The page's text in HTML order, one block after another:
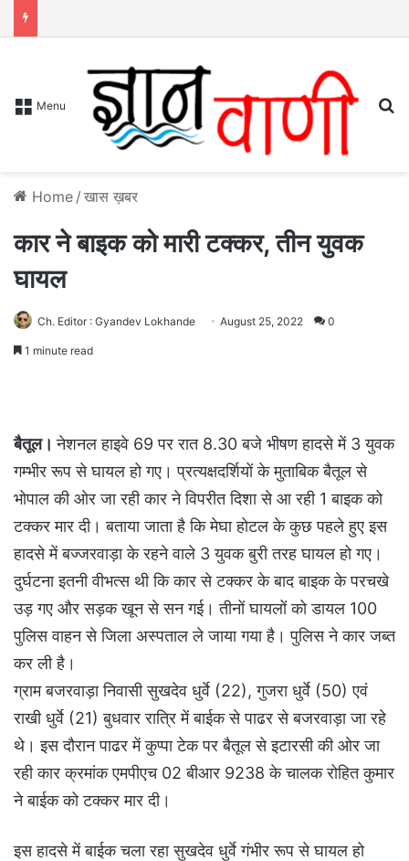
Menu
Home / खास ख़बर
कार ने बाइक को मारी टक्कर, तीन युवक
घायल
Ch. Editor : Gyandev Lokhande August 25, 2022 0
1 minute read
बैतूल।नेशनल हाइवे 69 पर रात 8.30 बजे भीषण हादसे में 3 युवक
गम्भीर रूप से घायल हो गए। प्रत्यक्षदर्शियों के मुताबिक बैतूल से
भोपाल की ओर जा रही कार ने विपरीत दिशा से आ रही 1 बाइक को
टक्कर मार दी। बताया जाता है कि मेघा होटल के कुछ पहले हुए इस
हादसे में बज्जरवाड़ा के रहने वाले 3 युवक बुरी तरह घायल हो गए।
दुर्घटना इतनी वीभत्स थी कि कार से टक्कर के बाद बाइक के परचखे
उड़ गए और सड़क खून से सन गई। तीनों घायलों को डायल 100
पुलिस वाहन से जिला अस्पताल ले जाया गया है। पुलिस ने कार जब्त
कर ली है।
ग्राम बजरवाड़ा निवासी सुखदेव धुर्वे (22), गुजरा धुर्वे (50) एवं
राखी धुर्वे (21) बुधवार रात्रि में बाईक से पाढर से बजरवाड़ा जा रहे
थे। इस दौरान पाढर में कुप्पा टेक पर बैतूल से इटारसी की ओर जा
रही कार क्रमांक एमपीएच 02 बीआर 9238 के चालक रोहित कुमार
ने बाईक को टक्कर मार दी।
इस हादसे में बाईक चला रहा सुखदेव धुर्वे गंभीर रूप से घायल हो